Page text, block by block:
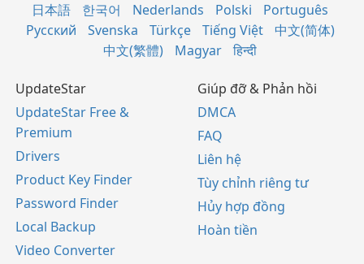
日本語
한국어 Nederlands Polski
Português
Русский
Svenska Türkçe Tiếng Việt
中文(简体)
中文(繁體)
Magyar हिन्दी
UpdateStar
UpdateStar Free &
Premium
Drivers
Product Key Finder
Password Finder
Local Backup
Video Converter
Giúp đỡ & Phản hồi
DMCA
FAQ
Liên hệ
Tùy chỉnh riêng tư
Hủy hợp đồng
Hoàn tiền